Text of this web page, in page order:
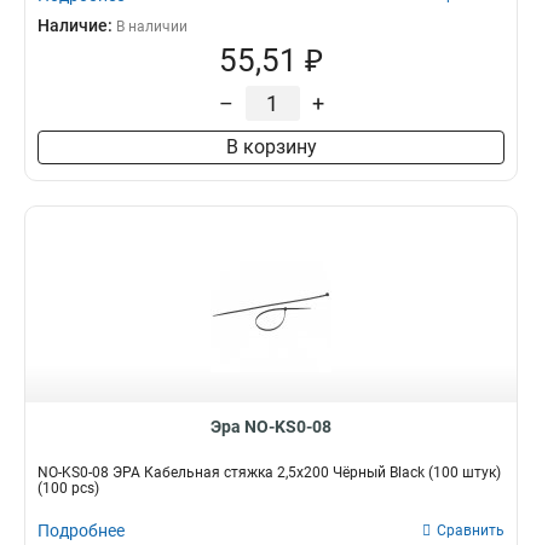
Наличие: В наличии
55,51 ₽
– +
В корзину
Эра NO-KS0-08
NO-KS0-08 ЭРА Кабельная стяжка 2,5х200 Чёрный Black (100 штук)
(100 pcs)
Подробнее Сравнить